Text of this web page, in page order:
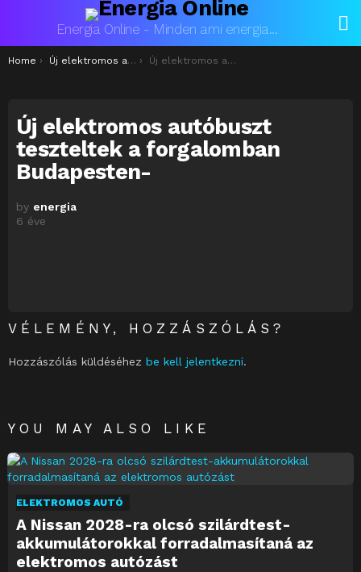
Energia Online - Minden ami energia...
You are here:
Home Új elektromos autóbuszt teszteltek a forgalomban Budapesten Új elektromos autóbuszt teszteltek a forgalomban Budapesten-
Új elektromos autóbuszt
teszteltek a forgalomban
Budapesten-
by energia
6 éve
VÉLEMÉNY, HOZZÁSZÓLÁS?
Hozzászólás küldéséhez be kell jelentkezni.
YOU MAY ALSO LIKE
ELEKTROMOS AUTÓ
A Nissan 2028-ra olcsó szilárdtest-
akkumulátorokkal forradalmasítaná az
elektromos autózást